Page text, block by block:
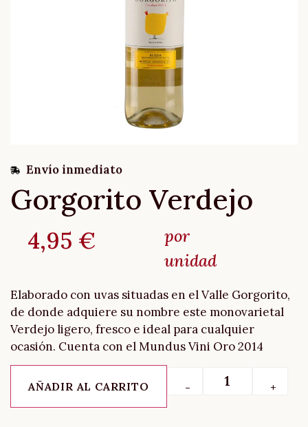
Envío inmediato
Gorgorito Verdejo
4,95 €
por
unidad
Elaborado con uvas situadas en el Valle Gorgorito,
de donde adquiere su nombre este monovarietal
Verdejo ligero, fresco e ideal para cualquier
ocasión. Cuenta con el Mundus Vini Oro 2014
- +
AÑADIR AL CARRITO